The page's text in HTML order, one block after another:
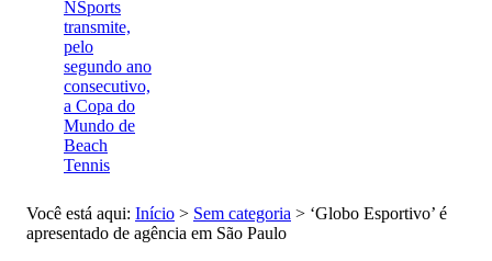
NSports
transmite,
pelo
segundo ano
consecutivo,
a Copa do
Mundo de
Beach
Tennis
Você está aqui: Início > Sem categoria > ‘Globo Esportivo’ é
apresentado de agência em São Paulo